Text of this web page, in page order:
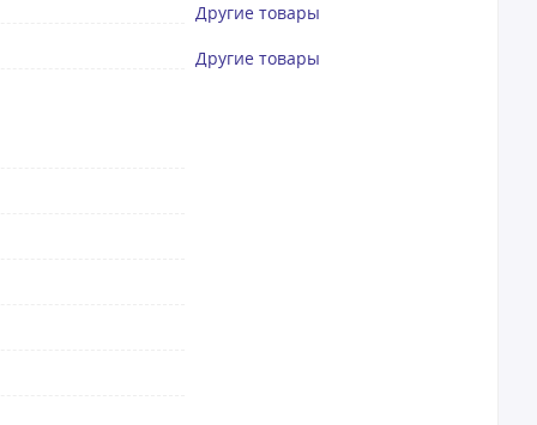
Другие товары
Другие товары